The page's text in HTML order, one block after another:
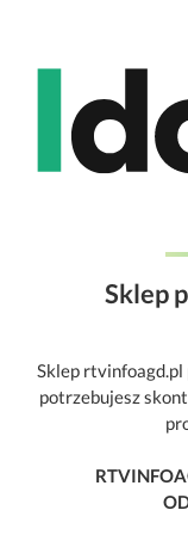
Sklep
Sklep rtvinfoagd.pl
potrzebujesz